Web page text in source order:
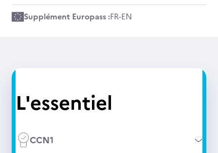
Supplément Europass :FR-EN
L'essentiel
CCN1